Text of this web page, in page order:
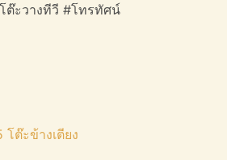
ต๊ะวางทีวี #โทรทัศน์